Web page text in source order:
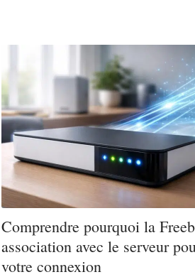
Comprendre pourquoi la
association avec le serveur
votre connexion